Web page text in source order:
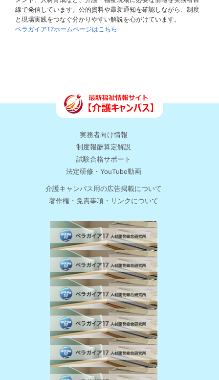
線で発信しています。公的資料や最新通知を確認しながら、制度
と現場実践をつなぐ分かりやすい解説を心がけています。
ベラガイア17ホームページはこちら
実務者向け情報
制度報酬算定解説
試験合格サポート
法定研修・YouTube動画
介護キャンパス用の広告掲載について
著作権・免責事項・リンクについて